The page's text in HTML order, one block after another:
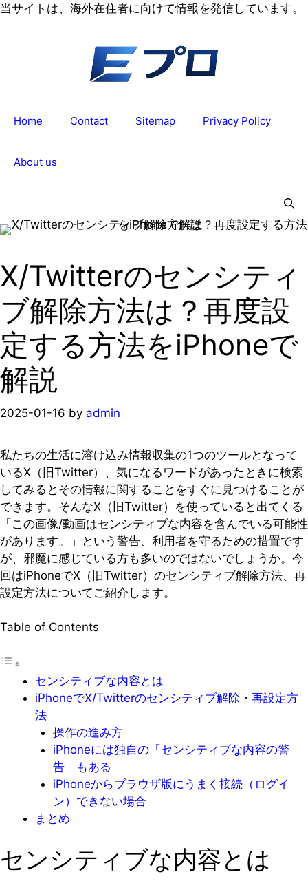
コ
当サイトは、海外在住者に向けて情報を発信しています。
Home Contact Sitemap Privacy Policy
About us
X/Twitterのセンシティ
ブ解除方法は？再度設
定する方法をiPhoneで
解説
2025-01-16 by admin
私たちの生活に溶け込み情報収集の1つのツールとなって
いるX（旧Twitter）、気になるワードがあったときに検索
してみるとその情報に関することをすぐに見つけることが
できます。そんなX（旧Twitter）を使っていると出てくる
「この画像/動画はセンシティブな内容を含んでいる可能性
があります。」という警告、利用者を守るための措置です
が、邪魔に感じている方も多いのではないでしょうか。今
回はiPhoneでX（旧Twitter）のセンシティブ解除方法、再
設定方法についてご紹介します。
Table of Contents
センシティブな内容とは
iPhoneでX/Twitterのセンシティブ解除・再設定方
法
操作の進み方
iPhoneには独自の「センシティブな内容の警
告」もある
iPhoneからブラウザ版にうまく接続（ログイ
ン）できない場合
まとめ
センシティブな内容とは